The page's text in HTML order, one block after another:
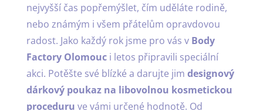
nejvyšší čas popřemýšlet, čím uděláte rodině,
nebo známým i všem přátelům opravdovou
radost. Jako každý rok jsme pro vás v Body
Factory Olomouci letos připravili speciální
akci. Potěšte své blízké a darujte jim designový
dárkový poukaz na libovolnou kosmetickou
proceduru ve vámi určené hodnotě. Od